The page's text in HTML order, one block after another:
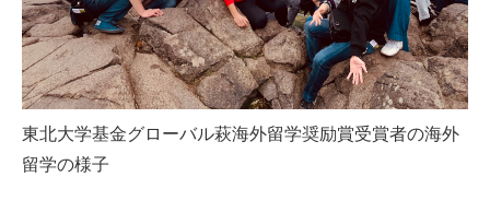
東北大学基金グローバル萩海外留学奨励賞受賞者の海外
留学の様子